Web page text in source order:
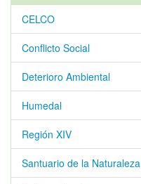
CELCO
Conflicto Social
Deterioro Ambiental
Humedal
Región XIV
Santuario de la Naturaleza